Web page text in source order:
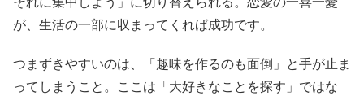
が、生活の一部に収まってくれば成功です。
つまずきやすいのは、「趣味を作るのも面倒」と手が止ま
ってしまうこと。ここは「大好きなことを探す」ではな